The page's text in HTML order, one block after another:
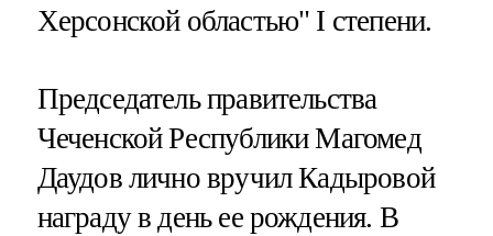
Херсонской областью" I степени.
Председатель правительства
Чеченской Республики Магомед
Даудов лично вручил Кадыровой
награду в день ее рождения. В